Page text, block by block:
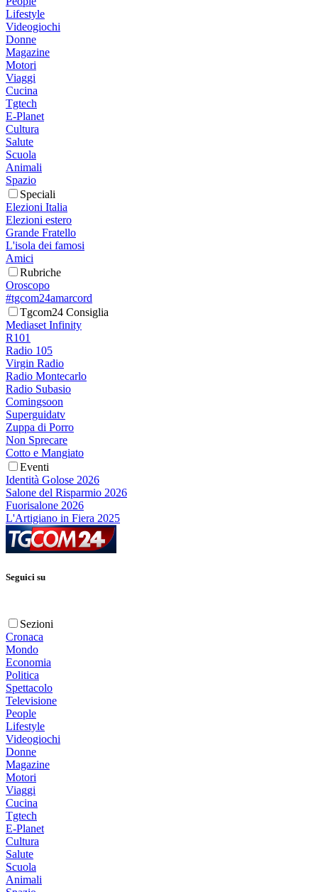
Lifestyle
Videogiochi
Donne
Magazine
Motori
Viaggi
Cucina
Tgtech
E-Planet
Cultura
Salute
Scuola
Animali
Spazio
Speciali
Elezioni Italia
Elezioni estero
Grande Fratello
L'isola dei famosi
Amici
Rubriche
Oroscopo
#tgcom24amarcord
Tgcom24 Consiglia
Mediaset Infinity
R101
Radio 105
Virgin Radio
Radio Montecarlo
Radio Subasio
Comingsoon
Superguidatv
Zuppa di Porro
Non Sprecare
Cotto e Mangiato
Eventi
Identità Golose 2026
Salone del Risparmio 2026
Fuorisalone 2026
L'Artigiano in Fiera 2025
Seguici su
Sezioni
Cronaca
Mondo
Economia
Politica
Spettacolo
Televisione
People
Lifestyle
Videogiochi
Donne
Magazine
Motori
Viaggi
Cucina
Tgtech
E-Planet
Cultura
Salute
Scuola
Animali